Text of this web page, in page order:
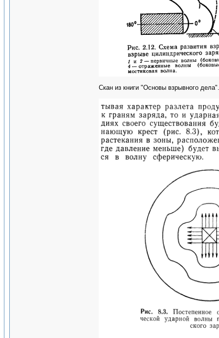
Скан из книги "Основы взрывного дела".